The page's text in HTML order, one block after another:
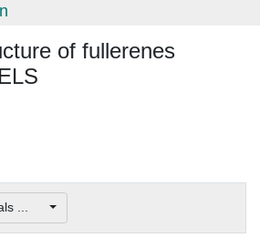
of fullerenes
als ...